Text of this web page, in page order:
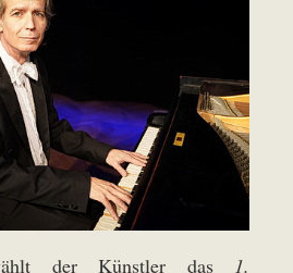
der Künstler das 1.